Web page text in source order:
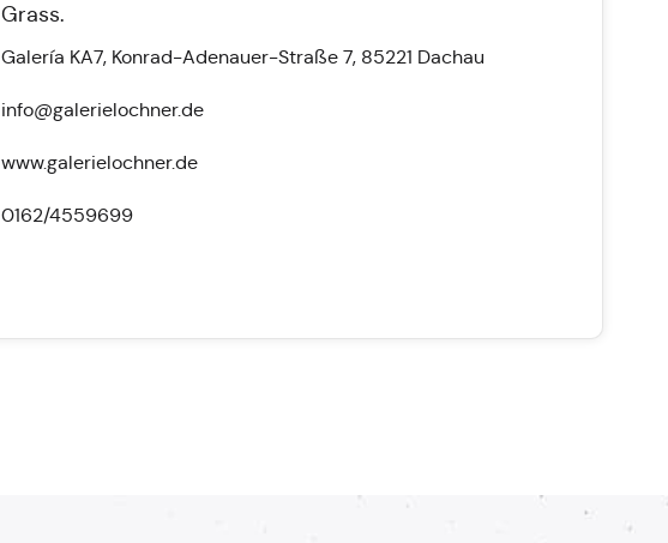
Grass.
Galería KA7, Konrad-Adenauer-Straße 7, 85221 Dachau
info@galerielochner.de
www.galerielochner.de
0162/4559699